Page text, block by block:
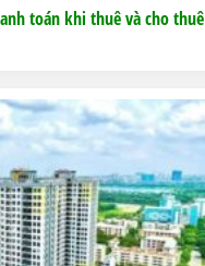
toán khi thuê và cho thuê